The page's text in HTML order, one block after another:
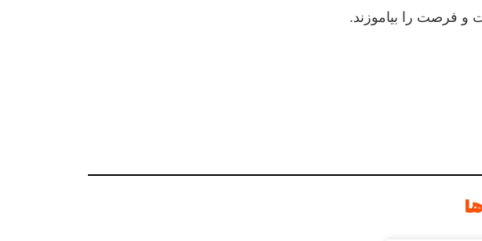
و فرصت را بیاموزند.